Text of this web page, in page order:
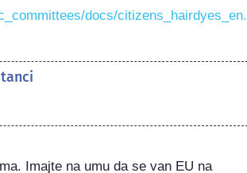
docs/citizens_hairdyes_en.
Imajte na umu da se van EU na